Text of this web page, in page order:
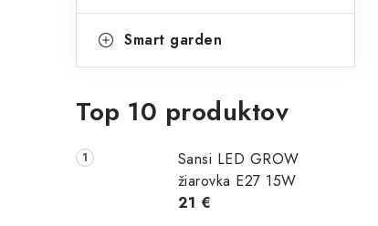
Smart garden
Top 10 produktov
Sansi LED GROW
žiarovka E27 15W
21 €